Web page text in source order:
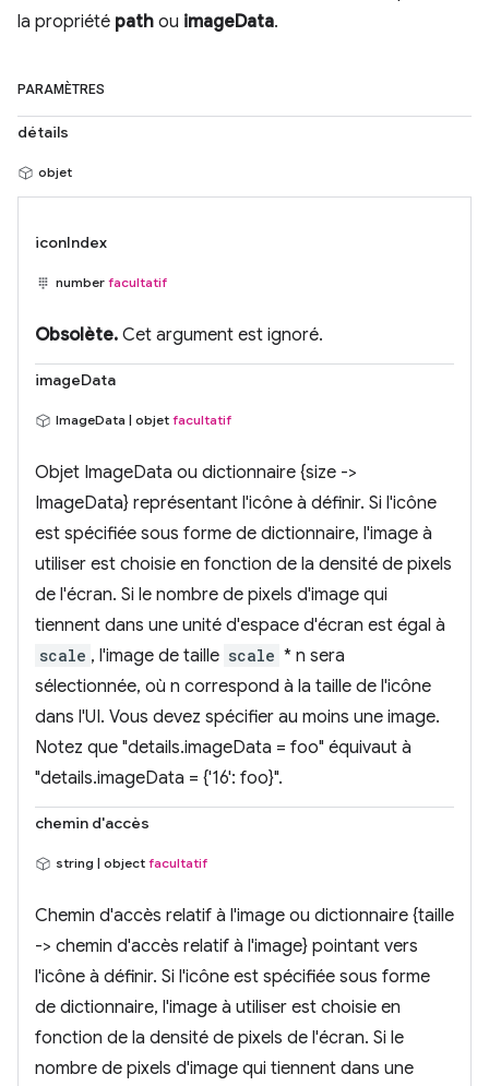
la propriété path ou imageData.
PARAMÈTRES
détails
objet
iconIndex
number facultatif
Obsolète. Cet argument est ignoré.
imageData
ImageData | objet facultatif
Objet ImageData ou dictionnaire {size ->
ImageData} représentant l'icône à définir. Si l'icône
est spécifiée sous forme de dictionnaire, l'image à
utiliser est choisie en fonction de la densité de pixels
de l'écran. Si le nombre de pixels d'image qui
tiennent dans une unité d'espace d'écran est égal à
scale , l'image de taille scale * n sera
sélectionnée, où n correspond à la taille de l'icône
dans l'UI. Vous devez spécifier au moins une image.
Notez que "details.imageData = foo" équivaut à
"details.imageData = {'16': foo}".
chemin d'accès
string | object facultatif
Chemin d'accès relatif à l'image ou dictionnaire {taille
-> chemin d'accès relatif à l'image} pointant vers
l'icône à définir. Si l'icône est spécifiée sous forme
de dictionnaire, l'image à utiliser est choisie en
fonction de la densité de pixels de l'écran. Si le
nombre de pixels d'image qui tiennent dans une